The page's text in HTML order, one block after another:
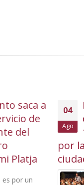
04
La Fira
del
143ª
por la gran
ciudadana
La